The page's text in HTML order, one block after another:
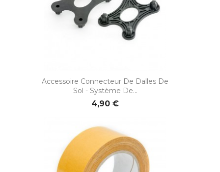
Accessoire Connecteur De Dalles De
Sol - Système De...
4,90 €